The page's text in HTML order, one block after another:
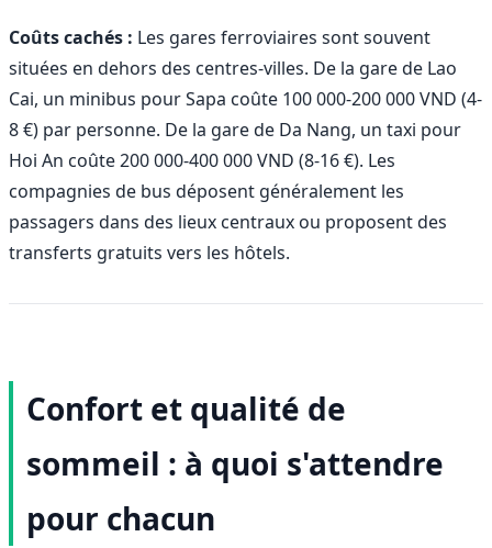
Coûts cachés : Les gares ferroviaires sont souvent
situées en dehors des centres-villes. De la gare de Lao
Cai, un minibus pour Sapa coûte 100 000-200 000 VND (4-
8 €) par personne. De la gare de Da Nang, un taxi pour
Hoi An coûte 200 000-400 000 VND (8-16 €). Les
compagnies de bus déposent généralement les
passagers dans des lieux centraux ou proposent des
transferts gratuits vers les hôtels.
Confort et qualité de
sommeil : à quoi s'attendre
pour chacun